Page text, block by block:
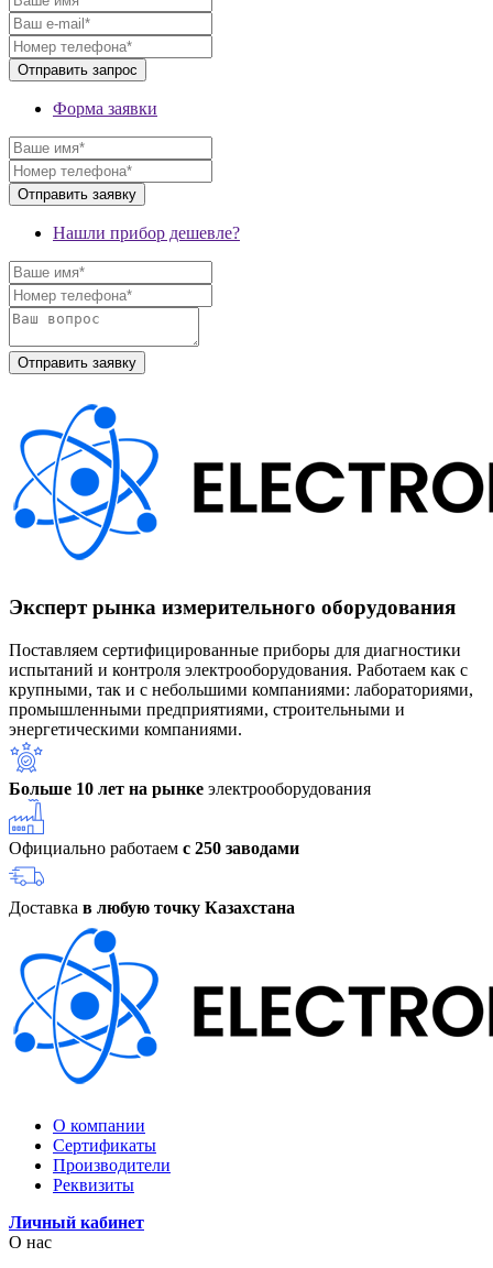
Форма заявки
Нашли прибор дешевле?
Эксперт рынка измерительного оборудования
Поставляем сертифицированные приборы для диагностики
испытаний и контроля электрооборудования. Работаем как с
крупными, так и с небольшими компаниями: лабораториями,
промышленными предприятиями, строительными и
энергетическими компаниями.
Больше 10 лет на рынке электрооборудования
Официально работаем с 250 заводами
Доставка в любую точку Казахстана
О компании
Сертификаты
Производители
Реквизиты
Личный кабинет
О нас